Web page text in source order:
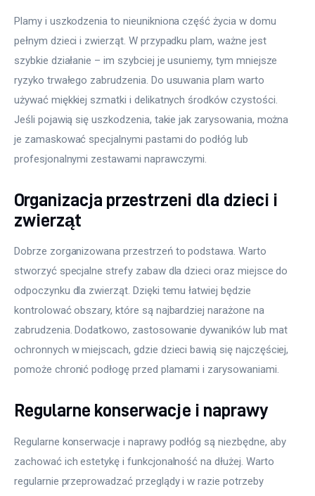
Plamy i uszkodzenia to nieunikniona część życia w domu
pełnym dzieci i zwierząt. W przypadku plam, ważne jest
szybkie działanie – im szybciej je usuniemy, tym mniejsze
ryzyko trwałego zabrudzenia. Do usuwania plam warto
używać miękkiej szmatki i delikatnych środków czystości.
Jeśli pojawią się uszkodzenia, takie jak zarysowania, można
je zamaskować specjalnymi pastami do podłóg lub
profesjonalnymi zestawami naprawczymi.
Organizacja przestrzeni dla dzieci i
zwierząt
Dobrze zorganizowana przestrzeń to podstawa. Warto
stworzyć specjalne strefy zabaw dla dzieci oraz miejsce do
odpoczynku dla zwierząt. Dzięki temu łatwiej będzie
kontrolować obszary, które są najbardziej narażone na
zabrudzenia. Dodatkowo, zastosowanie dywaników lub mat
ochronnych w miejscach, gdzie dzieci bawią się najczęściej,
pomoże chronić podłogę przed plamami i zarysowaniami.
Regularne konserwacje i naprawy
Regularne konserwacje i naprawy podłóg są niezbędne, aby
zachować ich estetykę i funkcjonalność na dłużej. Warto
regularnie przeprowadzać przeglądy i w razie potrzeby